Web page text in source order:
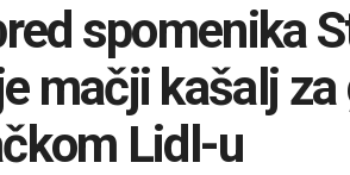
spomenika
mačji kašalj za
Lidl-u